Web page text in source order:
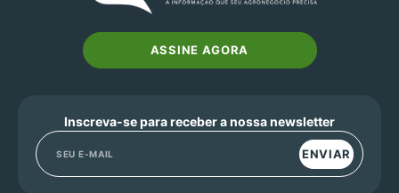
ASSINE AGORA
Inscreva-se para receber a nossa newsletter
ENVIAR